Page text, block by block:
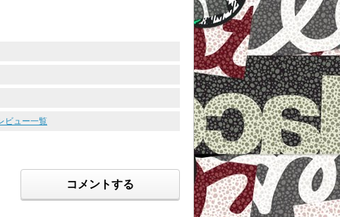
ビュー一覧
コメントする